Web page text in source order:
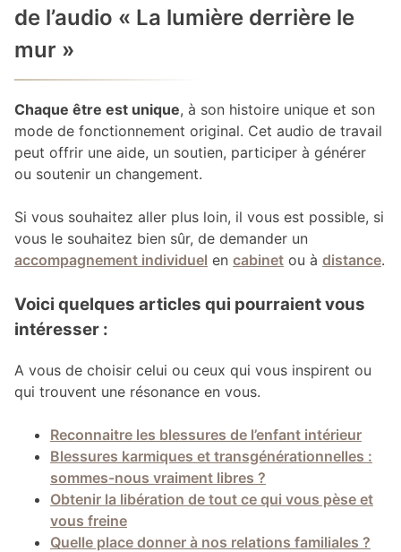
de l’audio « La lumière derrière le
mur »
Chaque être est unique, à son histoire unique et son
mode de fonctionnement original. Cet audio de travail
peut offrir une aide, un soutien, participer à générer
ou soutenir un changement.
Si vous souhaitez aller plus loin, il vous est possible, si
vous le souhaitez bien sûr, de demander un
accompagnement individuel en cabinet ou à distance.
Voici quelques articles qui pourraient vous
intéresser :
A vous de choisir celui ou ceux qui vous inspirent ou
qui trouvent une résonance en vous.
Reconnaitre les blessures de l’enfant intérieur
Blessures karmiques et transgénérationnelles :
sommes-nous vraiment libres ?
Obtenir la libération de tout ce qui vous pèse et
vous freine
Quelle place donner à nos relations familiales ?